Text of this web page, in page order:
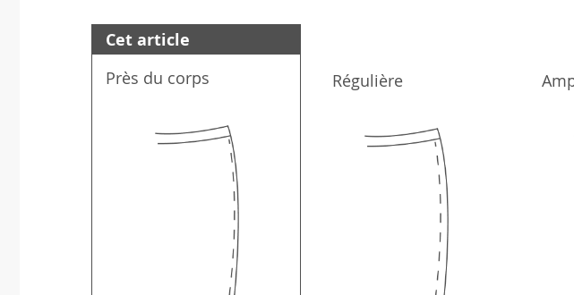
Cet article
Près du corps Régulière